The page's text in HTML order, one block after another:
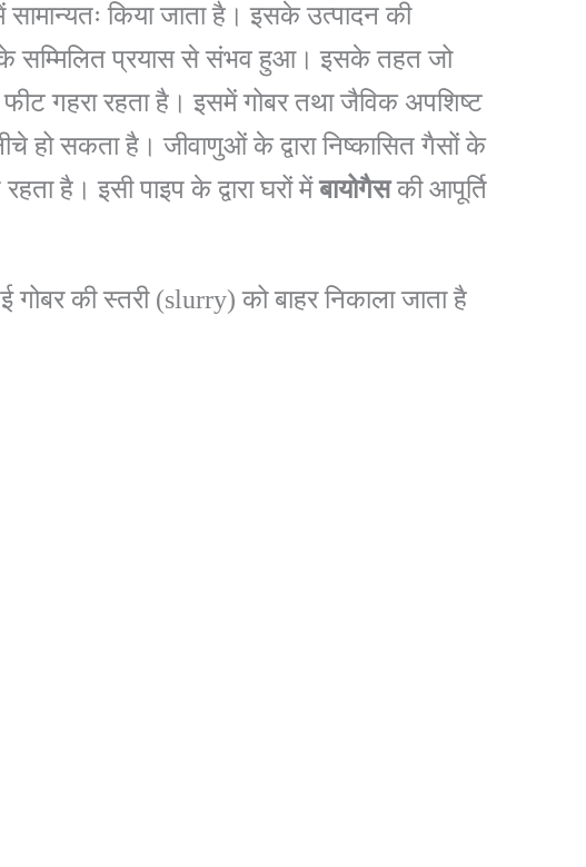
किया जाता है। इसके उत्पादन की
सम्मिलित प्रयास से संभव हुआ। इसके तहत जो
गहरा रहता है। इसमें गोबर तथा जैविक अपशिष्ट
सकता है। जीवाणुओं के द्वारा निष्कासित गैसों के
है। इसी पाइप के द्वारा घरों मेंबायोगैसकी आपूर्ति
की स्तरी (slurry) को बाहर निकाला जाता है